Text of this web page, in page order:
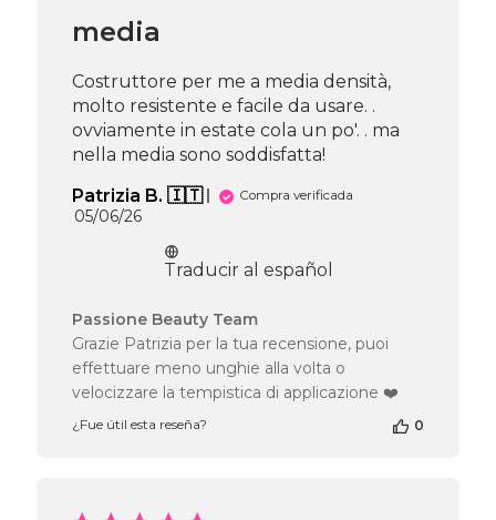
media
Costruttore per me a media densità,
molto resistente e facile da usare. .
ovviamente in estate cola un po'. . ma
nella media sono soddisfatta!
Patrizia B. 🇮🇹
Compra verificada
Fecha
publicación
05/06/26
Traducir al español
Comentarios
del
propietario
de
la
Passione Beauty Team
Grazie Patrizia per la tua recensione, puoi
effettuare meno unghie alla volta o
velocizzare la tempistica di applicazione ❤️
¿Fue útil esta reseña? 0